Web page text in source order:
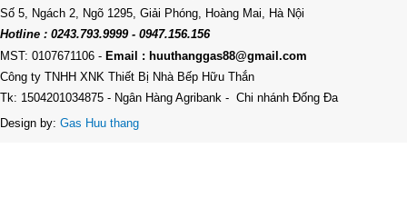
Số 5, Ngách 2, Ngõ 1295, Giải Phóng, Hoàng Mai, Hà Nội
Hotline : 0243.793.9999 - 0947.156.156
MST: 0107671106 - Email : huuthanggas88@gmail.com
Công ty TNHH XNK Thiết Bị Nhà Bếp Hữu Thắn
Tk: 1504201034875 - Ngân Hàng Agribank - Chi nhánh Đống Đa
Design by: Gas Huu thang